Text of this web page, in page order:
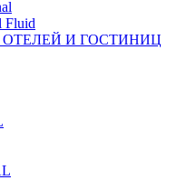
Fluid
ОТЕЛЕЙ И ГОСТИНИЦ